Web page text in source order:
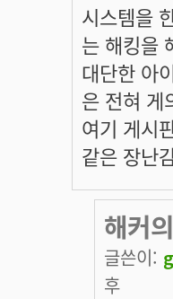
시스템을
는 해킹을
대단한 아
은 전혀 게
여기 게시
같은 장난
해커
글쓴이:
후